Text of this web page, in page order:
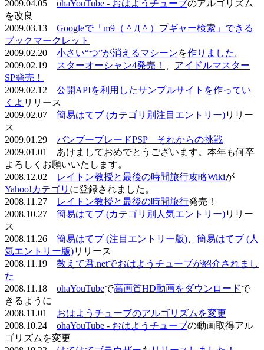
2009.04.05 ohaYouTube - おはようチューブのアルゴリズム
を改良
2009.03.13 Googleで「m9（＾Д＾）プギャー検索」できる
ブックマークレット
2009.02.20 小さい“つ”が消えるマシーンを作りました 。
2009.02.19
スターオーシャン4発売！
アイドルマスター
SP発売！
2009.02.12 公開APIを利用したサンプルサイトを作ってい
くよ リリース
2009.02.07 簡易はてブ (カテゴリ別注目エントリー)リリー
ス
2009.01.29 バンブーブレードPSP それからの挑戦
2009.01.01 あけましておめでとうございます。本年も何卒
よろしくお願いいたします。
2008.12.02
レイトン教授と最後の時間旅行攻略Wikiが
Yahoo!カテゴリ に登録されました。
2008.11.27
レイトン教授と最後の時間旅行発売！
2008.10.27 簡易はてブ (カテゴリ別人気エントリー)リリー
ス
2008.11.26 簡易はてブ (注目エントリー版)
簡易はてブ (人
気エントリー版)リリース
2008.11.19 教えて君.netでおはようチューブが紹介されまし
た
2008.11.18 ohaYouTubeで高画質HD動画をダウンロードで
きるように
2008.11.01 おはようチューブのアルゴリズムを変更
2008.10.24 ohaYouTube - おはようチューブの動画取得アル
ゴリズムを変更